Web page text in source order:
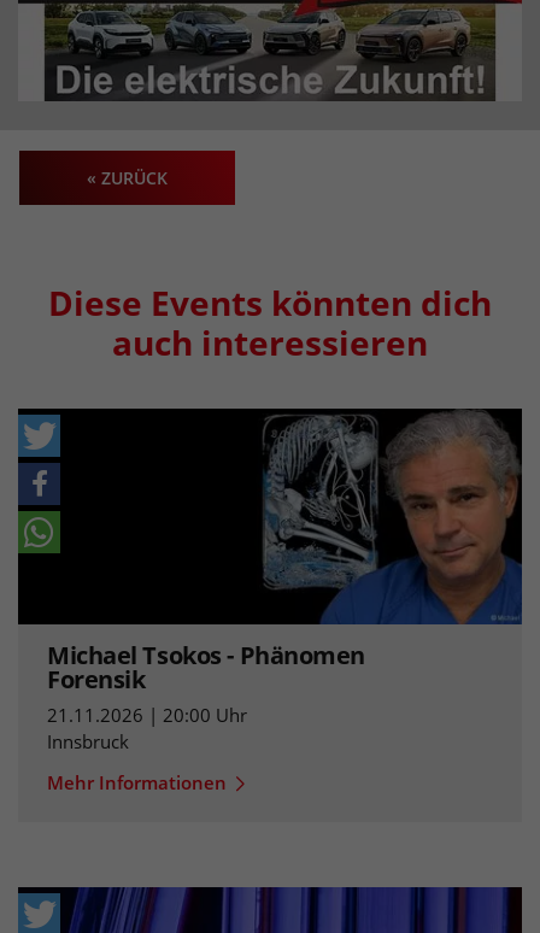
« ZURÜCK
Diese Events könnten dich
auch interessieren
Michael Tsokos - Phänomen
Forensik
21.11.2026 | 20:00 Uhr
Innsbruck
Mehr Informationen